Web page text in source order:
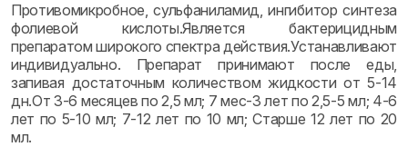
Противомикробное, сульфаниламид, ингибитор синтеза
фолиевой кислоты.Является бактерицидным
препаратом широкого спектра действия.Устанавливают
индивидуально. Препарат принимают после еды,
запивая достаточным количеством жидкости от 5-14
дн.От 3-6 месяцев по 2,5 мл; 7 мес-3 лет по 2,5-5 мл; 4-6
лет по 5-10 мл; 7-12 лет по 10 мл; Старше 12 лет по 20
мл.